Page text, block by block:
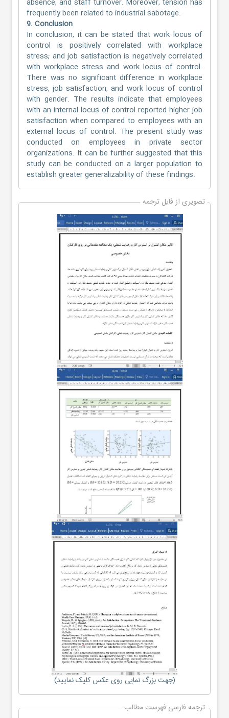
absence, and staff turnover. Moreover, tension has
frequently been related to industrial sabotage.
9. Conclusion
In conclusion, it can be stated that work locus of
control is positively correlated with workplace
stress; and job satisfaction is negatively correlated
with workplace stress and work locus of control.
There was no significant difference in workplace
stress, job satisfaction, and work locus of control
with gender. The results indicate that employees
with an internal locus of control reported higher job
satisfaction when compared to employees with an
external locus of control. The present study was
conducted on employees in private sector
organizations. It can be further suggested that this
study can be conducted on a larger population to
establish greater generalizability of these findings.
تصویری از فایل ترجمه
(جهت بزرگ نمایی روی عکس کلیک نمایید)
ترجمه فارسی فهرست مطالب